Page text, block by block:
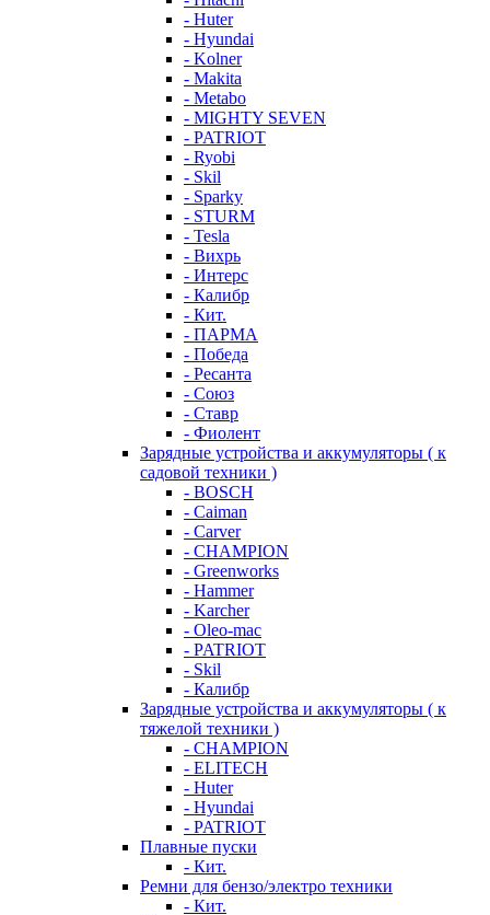
- Huter
- Hyundai
- Kolner
- Makita
- Metabo
- MIGHTY SEVEN
- PATRIOT
- Ryobi
- Skil
- Sparky
- STURM
- Tesla
- Вихрь
- Интерс
- Калибр
- Кит.
- ПАРМА
- Победа
- Ресанта
- Союз
- Ставр
- Фиолент
Зарядные устройства и аккумуляторы ( к
садовой техники )
- BOSCH
- Caiman
- Carver
- CHAMPION
- Greenworks
- Hammer
- Karcher
- Oleo-mac
- PATRIOT
- Skil
- Калибр
Зарядные устройства и аккумуляторы ( к
тяжелой техники )
- CHAMPION
- ELITECH
- Huter
- Hyundai
- PATRIOT
Плавные пуски
- Кит.
Ремни для бензо/электро техники
- Кит.